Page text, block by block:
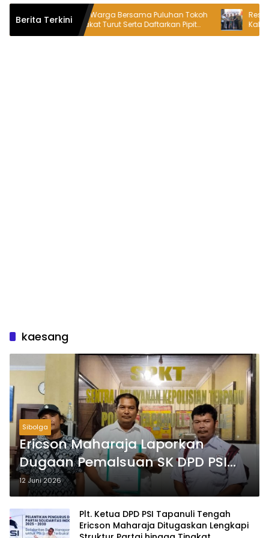
Berita Terkini
Ratusan Warga Bersama Puluhan Tokoh
Masyarakat Turut Serta Daftarkan Pipit
Sebagai Bakal Calon Kepala Desa
Resmi
Kabupaten
Semangat
kaesang
Sibolga
Ericson Maharaja Laporkan
Dugaan Pemalsuan SK DPD PSI
Tapteng ke Polres
12 Juni 2026
Plt. Ketua DPD PSI Tapanuli Tengah
Ericson Maharaja Ditugaskan Lengkapi